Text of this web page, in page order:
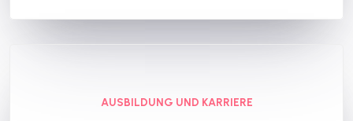
AUSBILDUNG UND KARRIERE